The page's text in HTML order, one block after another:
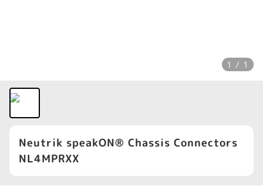
1 / 1
Neutrik speakON® Chassis Connectors
NL4MPRXX